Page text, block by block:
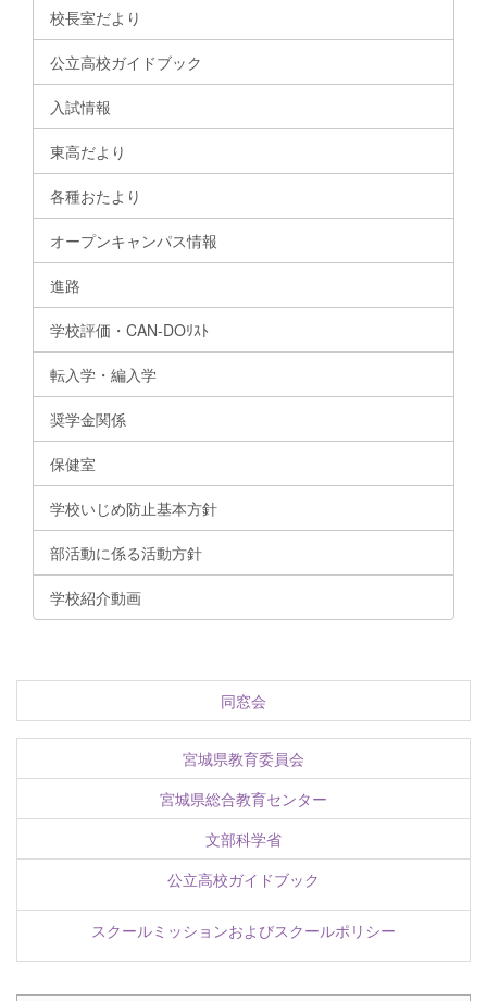
校長室だより
公立高校ガイドブック
入試情報
東高だより
各種おたより
オープンキャンパス情報
進路
学校評価・CAN-DOﾘｽﾄ
転入学・編入学
奨学金関係
保健室
学校いじめ防止基本方針
部活動に係る活動方針
学校紹介動画
同窓会
宮城県教育委員会
宮城県総合教育センター
文部科学省
公立高校ガイドブック
スクールミッションおよびスクールポリシー